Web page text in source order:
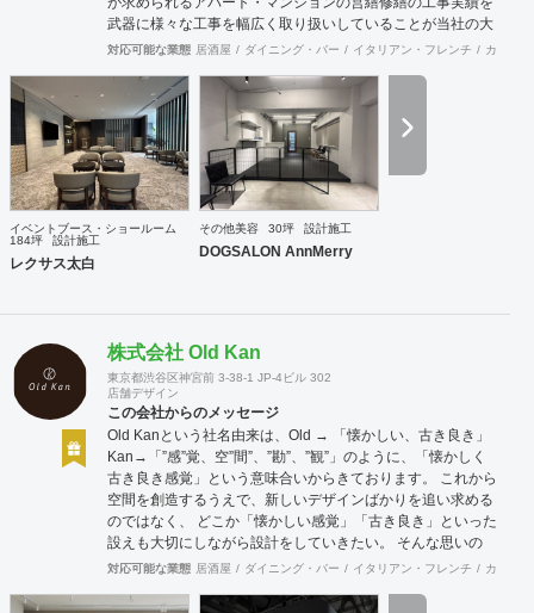
武器に様々な工事を幅広く取り扱いしていることが当社の大
きな特徴です。
対応可能な業態 居酒屋 ダイニング・バー イタリアン・フレンチ カフェ
イベントブース・ショールーム
184坪
設計施工
レクサス太白
その他美容 30坪 設計施工
DOGSALON AnnMerry
株式会社 Old Kan
東京都渋谷区神宮前 3-38-1 JP-4ビル 302
店舗デザイン
この会社からのメッセージ
Old Kanという社名由来は、Old → 「懐かしい、古き良き」
Kan→「”感”覚、空”間”、”勘”、”観”」のように、「懐かしく
古き良き感覚」という意味合いからきております。 これから
空間を創造するうえで、新しいデザインばかりを追い求める
のではなく、 どこか「懐かしい感覚」「古き良き」といった
設えも大切にしながら設計をしていきたい。 そんな思いの
下、日々クライアント様、そしてその空間を使うお客様に幸
ます。 Old Kan 浦田 晶平 Shohei Urata https://old-kan.jp
対応可能な業態 居酒屋 ダイニング・バー イタリアン・フレンチ カフェ